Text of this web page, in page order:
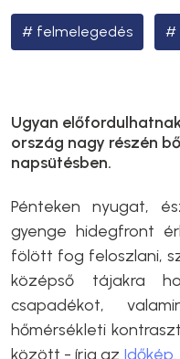
felmelegedés
Ugyan
ország nagy részén
napsütésben.
Pénteken nyugat,
gyenge hidegfront
fölött fog feloszlani,
középső tájakra
csapadékot,
hőmérsékleti
között - írja az Időkép.